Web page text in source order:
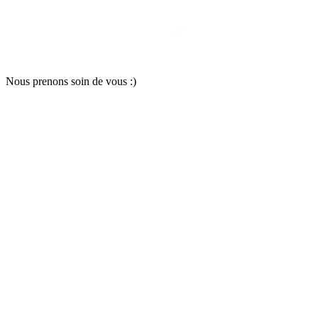
Nous prenons soin de vous :)